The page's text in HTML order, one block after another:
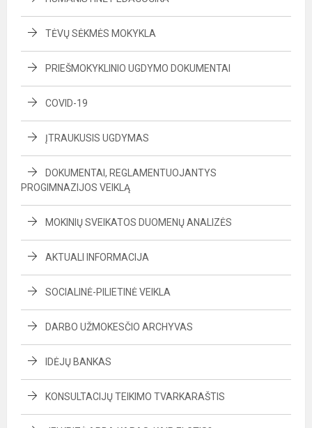
TĖVŲ SĖKMĖS MOKYKLA
PRIEŠMOKYKLINIO UGDYMO DOKUMENTAI
COVID-19
ĮTRAUKUSIS UGDYMAS
DOKUMENTAI, REGLAMENTUOJANTYS
PROGIMNAZIJOS VEIKLĄ
MOKINIŲ SVEIKATOS DUOMENŲ ANALIZĖS
AKTUALI INFORMACIJA
SOCIALINĖ-PILIETINĖ VEIKLA
DARBO UŽMOKESČIO ARCHYVAS
IDĖJŲ BANKAS
KONSULTACIJŲ TEIKIMO TVARKARAŠTIS